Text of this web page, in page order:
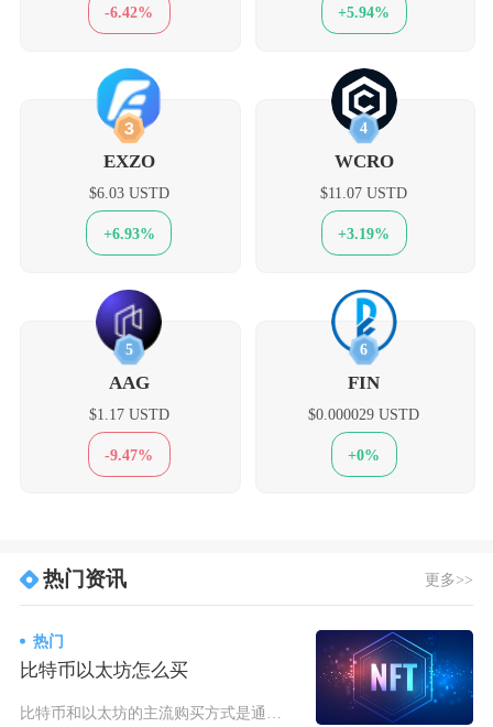
-6.42% +5.94%
3
EXZO
$6.03 USTD
+6.93%
4
WCRO
$11.07 USTD
+3.19%
5
AAG
$1.17 USTD
-9.47%
6
FIN
$0.000029 USTD
+0%
热门资讯 更多>>
热门
比特币以太坊怎么买